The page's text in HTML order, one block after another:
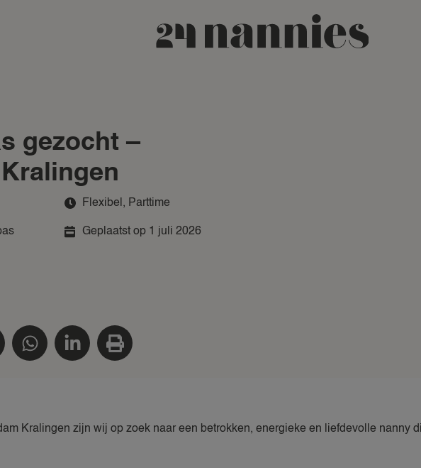
gezocht –
Flexibel , Parttime
Geplaatst op 1 juli 2026
Kralingen zijn wij op zoek naar een betrokken, energieke en liefdevolle nanny